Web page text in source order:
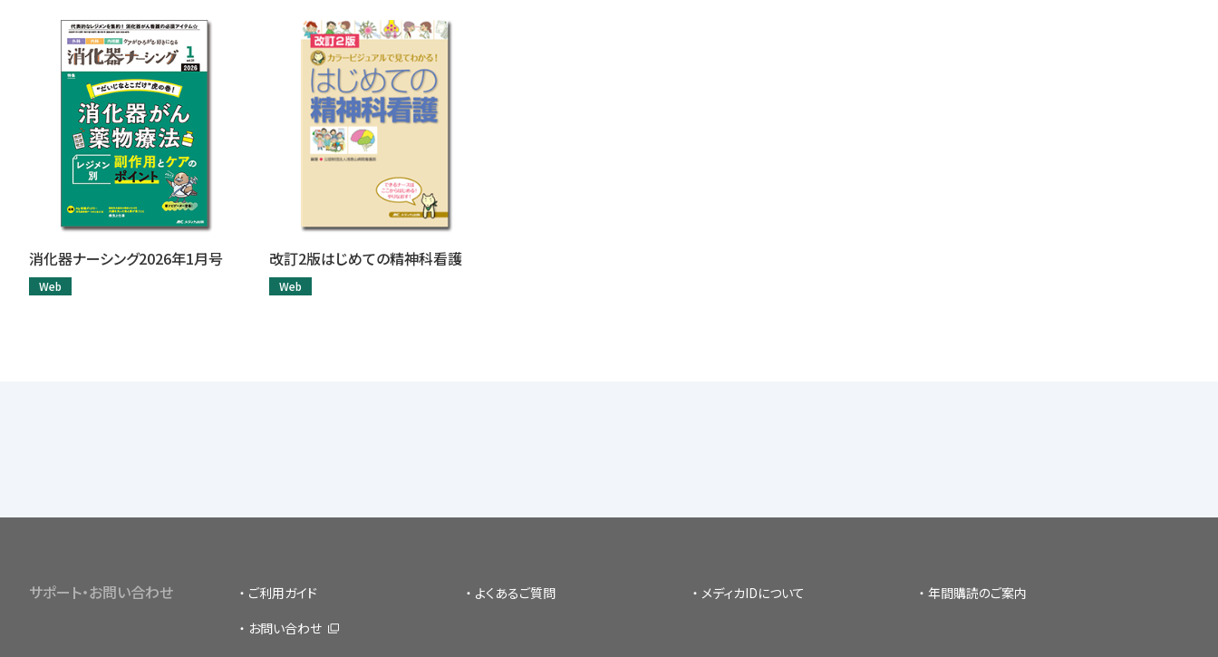
消化器ナーシング2026年1月号
Web
改訂2版はじめての精神科看護
Web
サポート・お問い合わせ ご利用ガイド よくあるご質問 メディカIDについて
年間購読のご案内
お問い合わせ